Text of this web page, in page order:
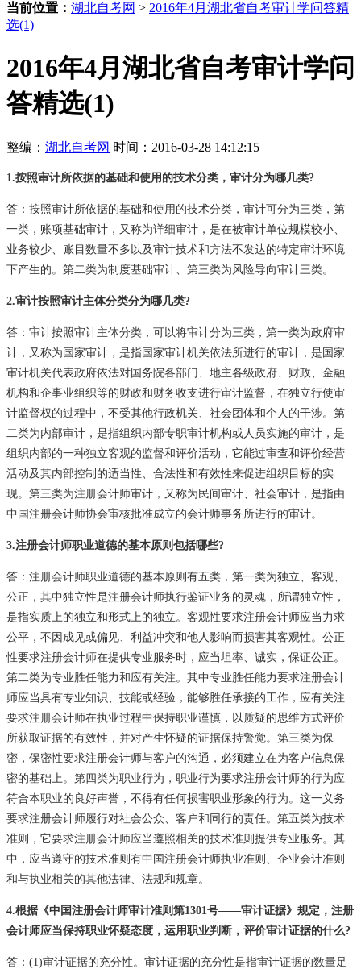
当前位置： 湖北自考网 > 2016年4月湖北省自考审计学问答精
选(1)
2016年4月湖北省自考审计学问
答精选(1)
整编： 湖北自考网 时间：2016-03-28 14:12:15
1.按照审计所依据的基础和使用的技术分类，审计分为哪几类?
答：按照审计所依据的基础和使用的技术分类，审计可分为三类，第
一类，账项基础审计，又称为详细审计，是在被审计单位规模较小、
业务较少、账目数量不多以及审计技术和方法不发达的特定审计环境
下产生的。第二类为制度基础审计、第三类为风险导向审计三类。
2.审计按照审计主体分类分为哪几类?
答：审计按照审计主体分类，可以将审计分为三类，第一类为政府审
计，又称为国家审计，是指国家审计机关依法所进行的审计，是国家
审计机关代表政府依法对国务院各部门、地主各级政府、财政、金融
机构和企事业组织等的财政和财务收支进行审计监督，在独立行使审
计监督权的过程中，不受其他行政机关、社会团体和个人的干涉。第
二类为内部审计，是指组织内部专职审计机构或人员实施的审计，是
组织内部的一种独立客观的监督和评价活动，它能过审查和评价经营
活动及其内部控制的适当性、合法性和有效性来促进组织目标的实
现。第三类为注册会计师审计，又称为民间审计、社会审计，是指由
中国注册会计师协会审核批准成立的会计师事务所进行的审计。
3.注册会计师职业道德的基本原则包括哪些?
答：注册会计师职业道德的基本原则有五类，第一类为独立、客观、
公正，其中独立性是注册会计师执行鉴证业务的灵魂，所谓独立性，
是指实质上的独立和形式上的独立。客观性要求注册会计师应当力求
公平，不因成见或偏见、利益冲突和他人影响而损害其客观性。公正
性要求注册会计师在提供专业服务时，应当坦率、诚实，保证公正。
第二类为专业胜任能力和应有关注。其中专业胜任能力要求注册会计
师应当具有专业知识、技能或经验，能够胜任承接的工作，应有关注
要求注册会计师在执业过程中保持职业谨慎，以质疑的思维方式评价
所获取证据的有效性，并对产生怀疑的证据保持警觉。第三类为保
密，保密性要求注册会计师与客户的沟通，必须建立在为客户信息保
密的基础上。第四类为职业行为，职业行为要求注册会计师的行为应
符合本职业的良好声誉，不得有任何损害职业形象的行为。这一义务
要求注册会计师履行对社会公众、客户和同行的责任。第五类为技术
准则，它要求注册会计师应当遵照相关的技术准则提供专业服务。其
中，应当遵守的技术准则有中国注册会计师执业准则、企业会计准则
和与执业相关的其他法律、法规和规章。
4.根据《中国注册会计师审计准则第1301号——审计证据》规定，注册
会计师应当保持职业怀疑态度，运用职业判断，评价审计证据的什么?
答：(1)审计证据的充分性。审计证据的充分性是指审计证据的数量足